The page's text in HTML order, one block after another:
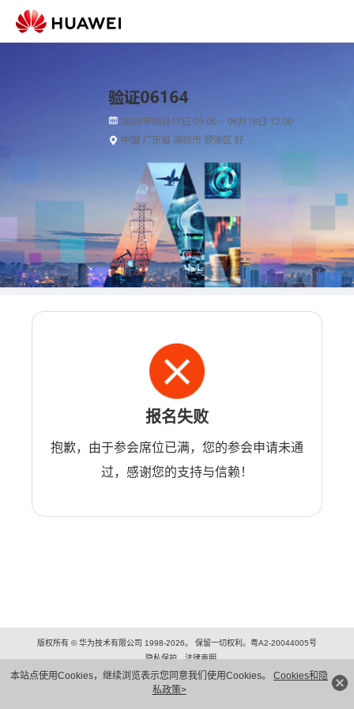
本站点使用Cookies，继续浏览表示您同意我们使用Cookies。 Cookies和隐
私政策>
报名失败
抱歉，由于参会席位已满，您的参会申请未通
过，感谢您的支持与信赖！
版权所有 © 华为技术有限公司 1998-2026。 保留一切权利。粤A2-20044005号
隐私保护
法律声明